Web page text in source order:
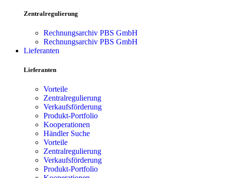
Zentralregulierung
Rechnungsarchiv PBS GmbH
Rechnungsarchiv PBS GmbH
Lieferanten
Lieferanten
Vorteile
Zentralregulierung
Verkaufsförderung
Produkt-Portfolio
Kooperationen
Händler Suche
Vorteile
Zentralregulierung
Verkaufsförderung
Produkt-Portfolio